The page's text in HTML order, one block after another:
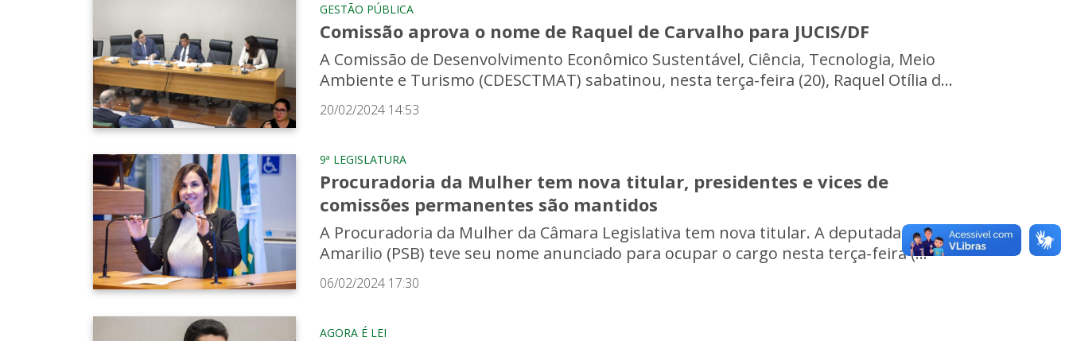
GESTÃO PÚBLICA
Comissão aprova o nome de Raquel de Carvalho para JUCIS/DF
A Comissão de Desenvolvimento Econômico Sustentável, Ciência, Tecnologia, Meio
Ambiente e Turismo (CDESCTMAT) sabatinou, nesta terça-feira (20), Raquel Otília d...
20/02/2024 14:53
9ª LEGISLATURA
Procuradoria da Mulher tem nova titular, presidentes e vices de
comissões permanentes são mantidos
A Procuradoria da Mulher da Câmara Legislativa tem nova titular. A deputada Dayse
Amarilio (PSB) teve seu nome anunciado para ocupar o cargo nesta terça-feira (...
06/02/2024 17:30
AGORA É LEI